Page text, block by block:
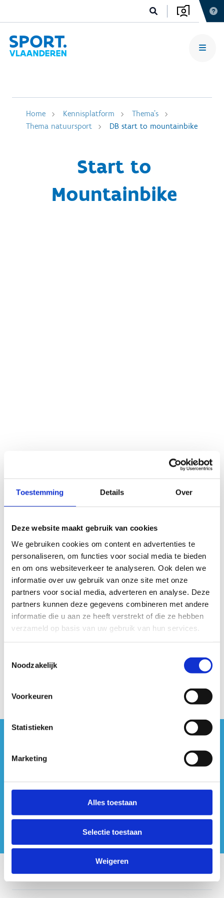
Toestemming Details Over
Deze website maakt gebruik van cookies
We gebruiken cookies om content en advertenties te
personaliseren, om functies voor social media te bieden
en om ons websiteverkeer te analyseren. Ook delen we
informatie over uw gebruik van onze site met onze
partners voor social media, adverteren en analyse. Deze
partners kunnen deze gegevens combineren met andere
informatie die u aan ze heeft verstrekt of die ze hebben
verzameld op basis van uw gebruik van hun services.
Noodzakelijk
Voorkeuren
Statistieken
Marketing
Alles toestaan
Selectie toestaan
Weigeren
Home Kennisplatform
Thema's
Thema natuursport
DB start to mountainbike
Start to
Mountainbike
#sportersbelevenmeer
Onze centra